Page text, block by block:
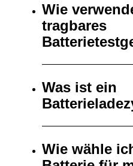
Wie
tragbares
Was ist ein
Wie wähle